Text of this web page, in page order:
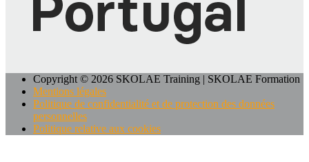
Copyright © 2026 SKOLAE Training | SKOLAE Formation
Mentions légales
Politique de confidentialité et de protection des données
personnelles
Politique relative aux cookies